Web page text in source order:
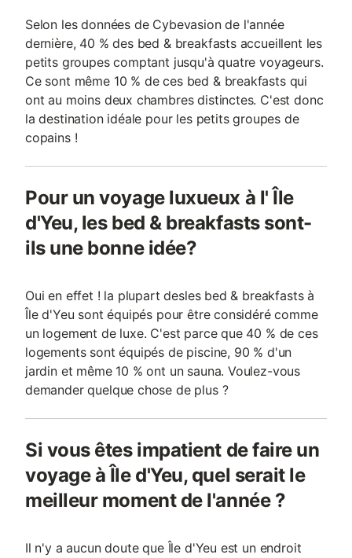
Selon les données de Cybevasion de l'année
dernière, 40 % des bed & breakfasts accueillent les
petits groupes comptant jusqu'à quatre voyageurs.
Ce sont même 10 % de ces bed & breakfasts qui
ont au moins deux chambres distinctes. C'est donc
la destination idéale pour les petits groupes de
copains !
Pour un voyage luxueux à l' Île
d'Yeu, les bed & breakfasts sont-
ils une bonne idée?
Oui en effet ! la plupart desles bed & breakfasts à
Île d'Yeu sont équipés pour être considéré comme
un logement de luxe. C'est parce que 40 % de ces
logements sont équipés de piscine, 90 % d'un
jardin et même 10 % ont un sauna. Voulez-vous
demander quelque chose de plus ?
Si vous êtes impatient de faire un
voyage à Île d'Yeu, quel serait le
meilleur moment de l'année ?
Il n'y a aucun doute que Île d'Yeu est un endroit